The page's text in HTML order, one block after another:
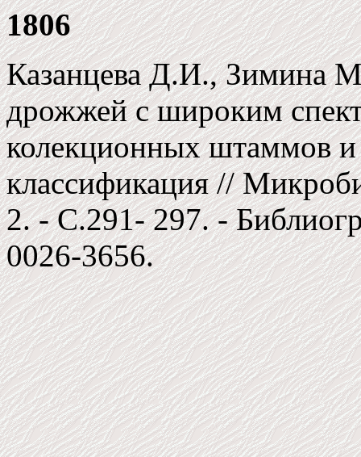
1806
Казанцева Д.И., Зимина
дрожжей с широким
колекционных штаммов и
классификация //
2. - C.291- 297. -
0026-3656.